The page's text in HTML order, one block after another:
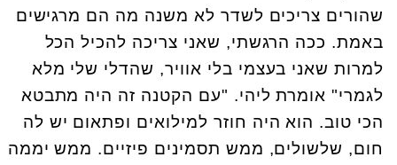
שהורים צריכים לשדר לא משנה מה הם מרגישים
באמת. ככה הרגשתי, שאני צריכה להכיל הכל
למרות שאני בעצמי בלי אוויר, שהדלי שלי מלא
לגמרי" אומרת ליהי. "עם הקטנה זה היה מתבטא
הכי טוב. הוא היה חוזר למילואים ופתאום יש לה
חום, שלשולים, ממש תסמינים פיזיים. ממש יממה